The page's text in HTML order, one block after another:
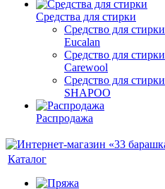
Средства для стирки
Средство для стирки
Eucalan
Средство для стирки
Carewool
Средство для стирки
SHAPOO
Распродажа
Каталог